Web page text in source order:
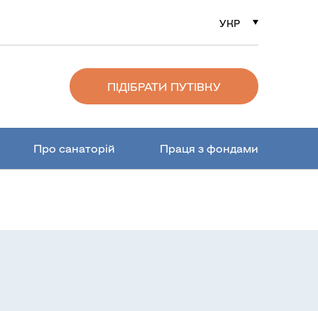
РУС
УКР
ENG
ПІДІБРАТИ ПУТІВКУ
Про санаторій Праця з фондами